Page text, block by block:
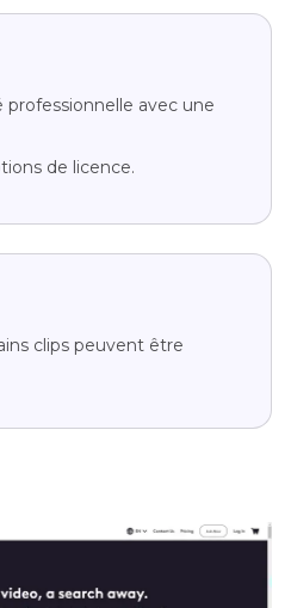
professionnelle avec une
de licence.
clips peuvent être